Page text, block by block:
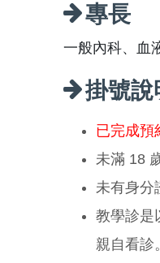
專長
一般內科、血
掛號說
已完成預
未滿 18
未有身分
教學診是
親自看診。